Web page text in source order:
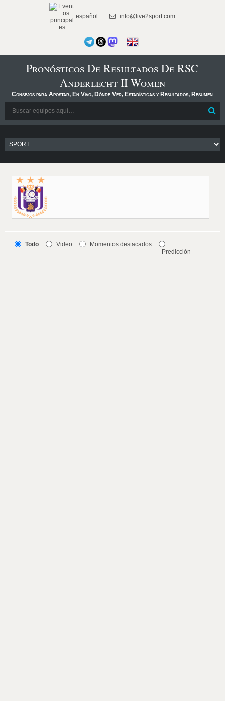
español info@live2sport.com
Pronósticos De Resultados De RSC
Anderlecht II Women
Consejos para Apostar, En Vivo, Dónde Ver, Estadísticas y Resultados, Resumen
Todo Video
Momentos destacados
Predicción